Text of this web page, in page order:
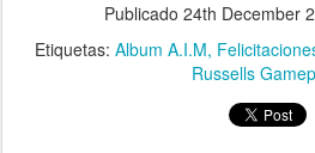
Publicado 24th December
Etiquetas: Album A.I.M
Russells